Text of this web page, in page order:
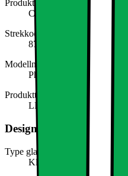
Produktserie
Classic
Strekkode (EAN)
8720169188136
Modellnavn
Philips 929003625901
Produkttype
LED-pære
Design, form og plassering
Type glass
Klar